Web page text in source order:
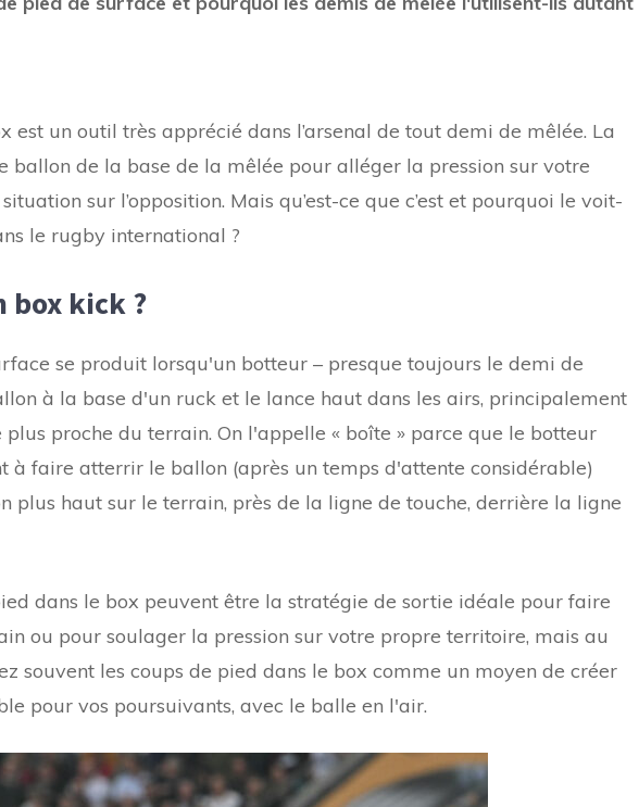
est un outil très apprécié dans l’arsenal de tout demi de mêlée. La
ballon de la base de la mêlée pour alléger la pression sur votre
sur l’opposition. Mais qu’est-ce que c’est et pourquoi le voit-
le rugby international ?
box kick ?
se produit lorsqu'un botteur – presque toujours le demi de
à la base d'un ruck et le lance haut dans les airs, principalement
proche du terrain. On l'appelle « boîte » parce que le botteur
à faire atterrir le ballon (après un temps d'attente considérable)
plus haut sur le terrain, près de la ligne de touche, derrière la ligne
dans le box peuvent être la stratégie de sortie idéale pour faire
ou pour soulager la pression sur votre propre territoire, mais au
souvent les coups de pied dans le box comme un moyen de créer
pour vos poursuivants, avec le balle en l'air.